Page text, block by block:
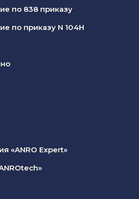
по 838 приказу
по приказу N 104Н
«ANRO Expert»